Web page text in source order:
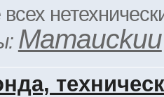
Mamauckuu